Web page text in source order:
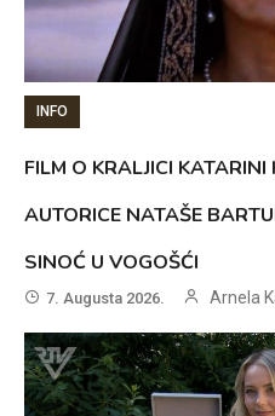
INFO
FILM O KRALJICI
AUTORICE NATAŠE
SINOĆ U VOGOŠĆI
7. Augusta 2026. Arnela